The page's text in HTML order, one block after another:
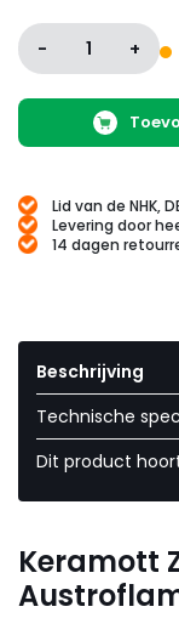
- 1 +
Lid van de NHK,
Levering door
14 dagen
Beschrijving
Technische
Dit product
Keramott